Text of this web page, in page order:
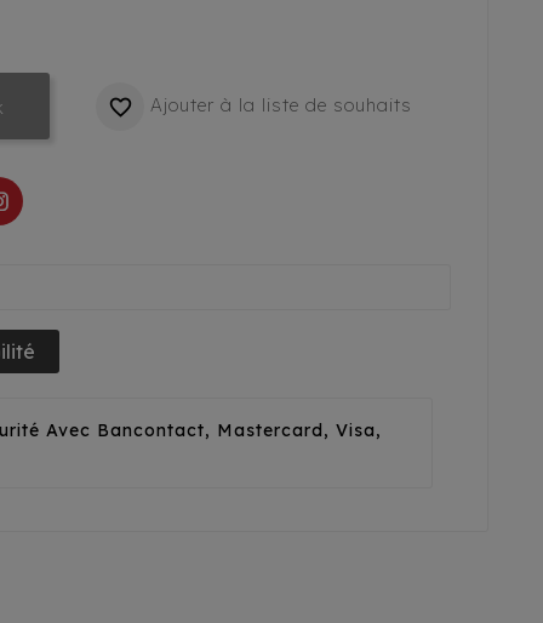
 Ajouter à la liste de souhaits
Avec Bancontact, Mastercard, Visa,